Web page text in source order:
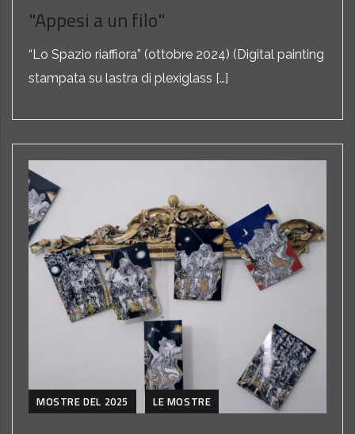
"Appesi a un filo"
“Lo Spazio riaffiora” (ottobre 2024) (Digital painting
stampata su lastra di plexiglass […]
MOSTRE DEL 2025 LE MOSTRE